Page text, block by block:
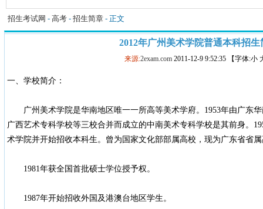
招生考试网 - 高考 - 招生简章 - 正文
2012年广州美术学院普通本科招生
来源:2exam.com 2011-12-9 9:52:35 【字体:小
一、学校简介：
广州美术学院是华南地区唯一一所高等美术学府。1953年由广东华
广西艺术专科学校等三校合并而成立的中南美术专科学校是其前身。
术学院并开始招收本科生。曾为国家文化部部属高校，现为广东省省
1981年获全国首批硕士学位授予权。
1987年开始招收外国及港澳台地区学生。